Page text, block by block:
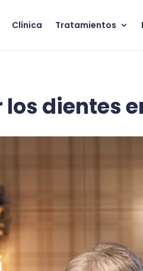
Clínica Tratamientos
dientes